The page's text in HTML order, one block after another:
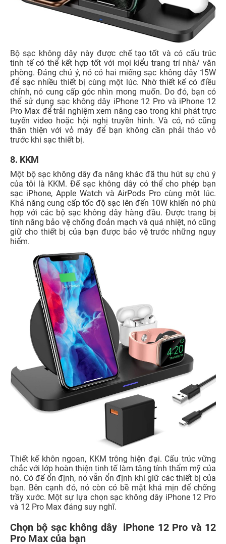
Bộ sạc không dây này được chế tạo tốt và có cấu trúc
tinh tế có thể kết hợp tốt với mọi kiểu trang trí nhà/ văn
phòng. Đáng chú ý, nó có hai miếng sạc không dây 15W
để sạc nhiều thiết bị cùng một lúc. Nhờ thiết kế có điều
chỉnh, nó cung cấp góc nhìn mong muốn. Do đó, bạn có
thể sử dụng sạc không dây iPhone 12 Pro và iPhone 12
Pro Max để trải nghiệm xem nâng cao trong khi phát trực
tuyến video hoặc hội nghị truyền hình. Và có, nó cũng
thân thiện với vỏ máy để bạn không cần phải tháo vỏ
trước khi sạc thiết bị.
8. KKM
Một bộ sạc không dây đa năng khác đã thu hút sự chú ý
của tôi là KKM. Đế sạc không dây có thể cho phép bạn
sạc iPhone, Apple Watch và AirPods Pro cùng một lúc.
Khả năng cung cấp tốc độ sạc lên đến 10W khiến nó phù
hợp với các bộ sạc không dây hàng đầu. Được trang bị
tính năng bảo vệ chống đoản mạch và quá nhiệt, nó cũng
giữ cho thiết bị của bạn được bảo vệ trước những nguy
hiểm.
Thiết kế khôn ngoan, KKM trông hiện đại. Cấu trúc vững
chắc với lớp hoàn thiện tinh tế làm tăng tính thẩm mỹ của
nó. Có đế ổn định, nó vẫn ổn định khi giữ các thiết bị của
bạn. Bên cạnh đó, nó còn có bề mặt khá mịn để chống
trầy xước. Một sự lựa chọn sạc không dây iPhone 12 Pro
và 12 Pro Max đáng suy nghĩ.
Chọn bộ sạc không dây iPhone 12 Pro và 12
Pro Max của bạn